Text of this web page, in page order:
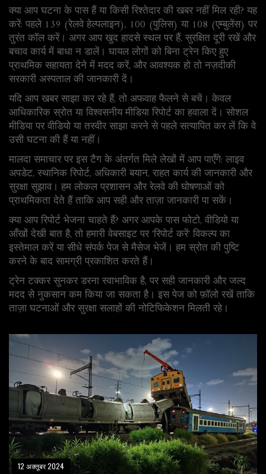
क्या आप घटना के पास हैं या किसी रिश्तेदार की खबर नहीं मिल रही? यह
करें: पहले 139 (रेलवे हेल्पलाइन), 100 (पुलिस) या 108 (एम्बुलेंस) पर
तुरंत कॉल करें। अगर आप खुद हादसे स्थल पर हैं, सुरक्षित दूरी रखें और
बचाव कार्य में बाधा न डालें। घायल लोगों को बिना ट्रेन किए हुए
प्राथमिक सहायता देने में मदद करें, और आवश्यक हो तो नज़दीकी
सरकारी अस्पताल की जानकारी दें।
यदि आप खबर साझा कर रहे हैं, तो अफवाह फैलने से बचें। केवल
आधिकारिक स्रोत या विश्वसनीय मीडिया रिपोर्ट का हवाला दें। सोशल
मीडिया पर वीडियो या तस्वीर साझा करने से पहले सत्यापित कर लें कि वे
उसी घटना की हैं या नहीं।
मालदा समाचार पर इस टैग के अंतर्गत मिले लेखों में आप पाएँगे: लाइव
अपडेट, स्थानिक रिपोर्ट, अधिकारी बयान, राहत कार्य की जानकारी और
सुरक्षा सुझाव। हम लोकल प्रशासन और रेलवे की घोषणाओं को
प्राथमिकता देते हैं ताकि आप सही और ताज़ा जानकारी पा सकें।
क्या आप रिपोर्ट भेजना चाहते हैं? अगर आपके पास फोटो, वीडियो या
आँखों देखी बात है, तो हमारी वेबसाइट पर 'रिपोर्ट करें' विकल्प का
इस्तेमाल करें या सीधे संपर्क पेज से मैसेज भेजें। हम स्रोत की पुष्टि
करने के बाद सामग्री प्रकाशित करते हैं।
ट्रेन टक्कर सुनकर डरना स्वाभाविक है, पर सही जानकारी और जल्द
मदद से नुकसान कम किया जा सकता है। इस पेज को फ़ॉलो रखें ताकि
ताज़ा घटनाओं और सुरक्षा सलाहों की नोटिफिकेशन मिलती रहे।
12 अक्तूबर 2024